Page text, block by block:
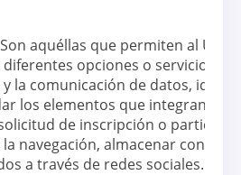
Son aquéllas que permiten al
opciones o servicios
la comunicación de datos,
los elementos que integran un
de inscripción o
navegación, almacenar
a través de redes sociales.